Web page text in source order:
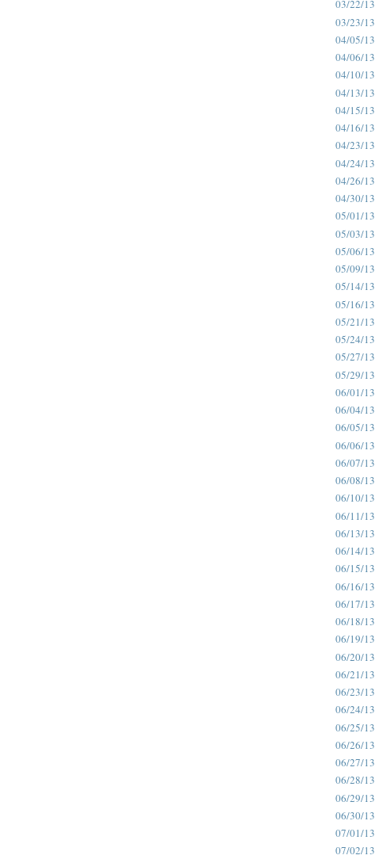
03/22/13
03/23/13
04/05/13
04/06/13
04/10/13
04/13/13
04/15/13
04/16/13
04/23/13
04/24/13
04/26/13
04/30/13
05/01/13
05/03/13
05/06/13
05/09/13
05/14/13
05/16/13
05/21/13
05/24/13
05/27/13
05/29/13
06/01/13
06/04/13
06/05/13
06/06/13
06/07/13
06/08/13
06/10/13
06/11/13
06/13/13
06/14/13
06/15/13
06/16/13
06/17/13
06/18/13
06/19/13
06/20/13
06/21/13
06/23/13
06/24/13
06/25/13
06/26/13
06/27/13
06/28/13
06/29/13
06/30/13
07/01/13
07/02/13